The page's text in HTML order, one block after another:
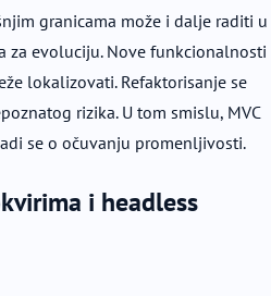
granicama može i dalje raditi u
za evoluciju. Nove funkcionalnosti
lokalizovati. Refaktorisanje se
rizika. U tom smislu, MVC
se o očuvanju promenljivosti.
i headless